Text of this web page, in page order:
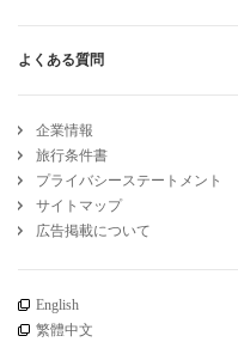
よくある質問
企業情報
旅行条件書
プライバシーステートメント
サイトマップ
広告掲載について
English
繁體中文